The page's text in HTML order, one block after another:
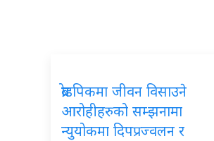
ब्रोडपिकमा जीवन विसाउने
आरोहीहरुको सम्झनामा
न्युयोकमा दिपप्रज्वलन र